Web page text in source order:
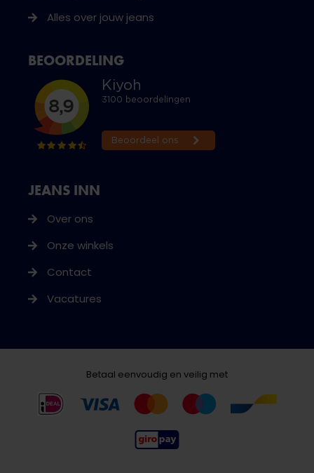
JEANS INN
Over ons
Onze winkels
Contact
Vacatures
Alles over jouw jeans
BEOORDELING
Betaal eenvoudig en veilig met